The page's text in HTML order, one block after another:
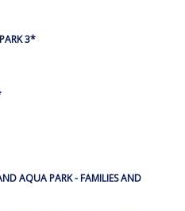
3*
AQUA PARK - FAMILIES AND